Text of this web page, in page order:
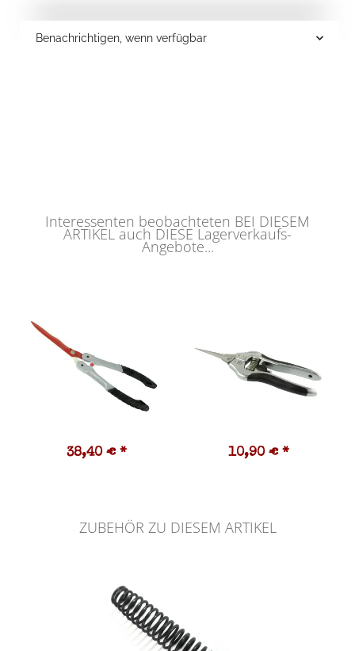
Benachrichtigen, wenn verfügbar
Interessenten beobachteten BEI DIESEM
ARTIKEL auch DIESE Lagerverkaufs-
Angebote...
38,40 € * 10,90 € *
ZUBEHÖR ZU DIESEM ARTIKEL